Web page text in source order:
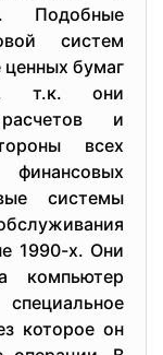
Подобные
систем
бумаг
т.к. они
и
всех
1990-х. Они
компьютер
которое он